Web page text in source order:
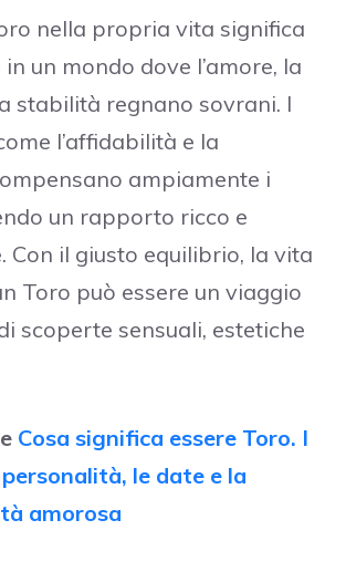
nella propria vita significa
un mondo dove l’amore, la
stabilità regnano sovrani. I
l’affidabilità e la
ampiamente i
un rapporto ricco e
Con il giusto equilibrio, la vita
Toro può essere un viaggio
scoperte sensuali, estetiche
Cosa significa essere Toro. I
le date e la
amorosa